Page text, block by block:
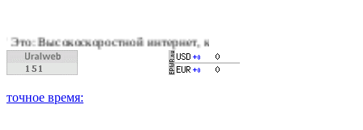
интернет, качественное цифровое и кабельное